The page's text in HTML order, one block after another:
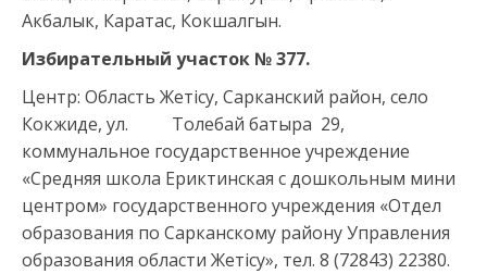
Акбалык, Каратас, Кокшалгын.
Избирательный участок №377.
Центр: Область Жетісу, Сарканский район, село
Кокжиде, ул. Толебай батыра 29,
коммунальное государственное учреждение
«Средняя школа Ериктинская с дошкольным мини
центром» государственного учреждения «Отдел
образования по Сарканскому району Управления
образования области Жетісу», тел. 8 (72843) 22380.